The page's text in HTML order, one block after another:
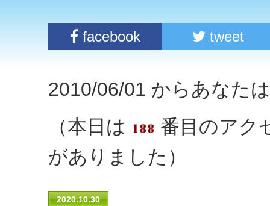
facebook tweet
2010/06/01 からあなた
（本日は
番目のア
がありました）
2020.10.30